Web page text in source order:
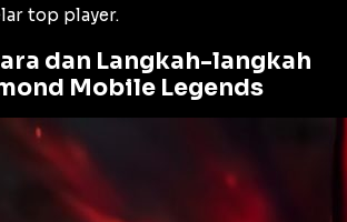
top player.
dan Langkah-langkah
Mobile Legends